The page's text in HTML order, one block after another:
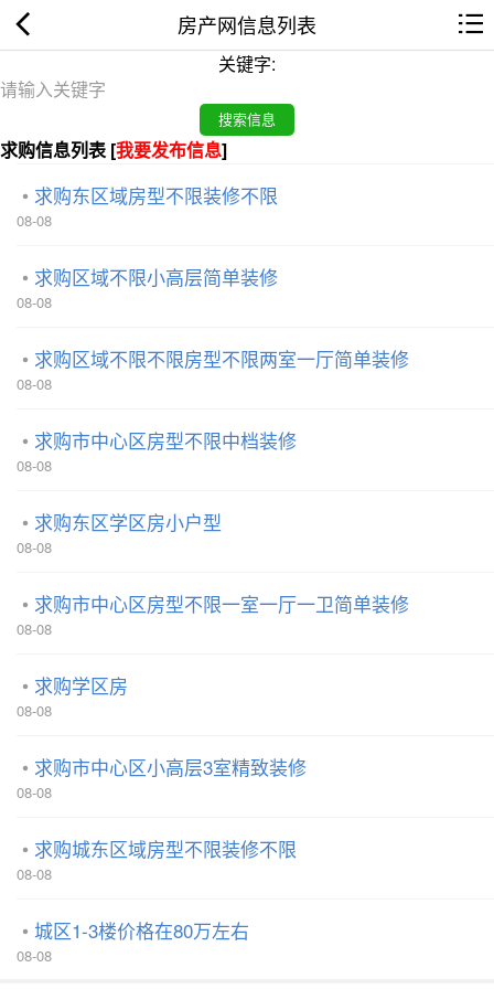
房产网信息列表
关键字:
求购信息列表 [我要发布信息]
求购东区域房型不限装修不限
08-08
求购区域不限小高层简单装修
08-08
求购区域不限不限房型不限两室一厅简单装修
08-08
求购市中心区房型不限中档装修
08-08
求购东区学区房小户型
08-08
求购市中心区房型不限一室一厅一卫简单装修
08-08
求购学区房
08-08
求购市中心区小高层3室精致装修
08-08
求购城东区域房型不限装修不限
08-08
城区1-3楼价格在80万左右
08-08